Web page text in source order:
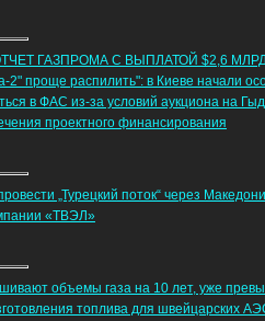
ГАЗПРОМА С ВЫПЛАТОЙ $2,6
2" проще распилить": в Киеве начали
в ФАС из-за условий аукциона на
проектного финансирования
„Турецкий поток“ через
«ТВЭЛ»
объемы газа на 10 лет, уже
топлива для швейцарских